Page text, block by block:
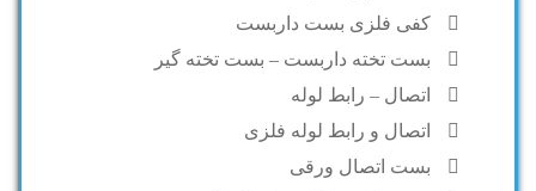
کفی فلزی بست داربست
بست تخته داربست – بست تخته گیر
اتصال – رابط لوله
اتصال و رابط لوله فلزی
بست اتصال ورقی